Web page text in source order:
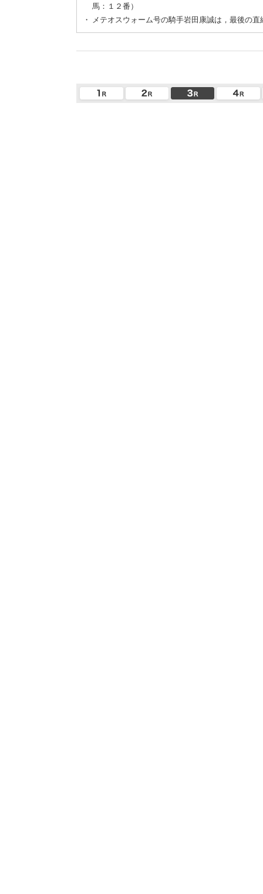
馬：１２番）
・
メテオスウォーム号の騎手岩田康誠は，最後の